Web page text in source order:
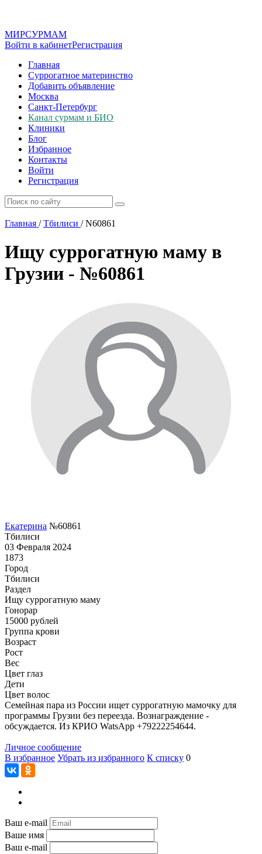
МИРСУРМАМ
Войти в кабинетРегистрация
Главная
Суррогатное материнство
Добавить объявление
Москва
Санкт-Петербург
Канал сурмам и БИО
Клиники
Блог
Избранное
Контакты
Войти
Регистрация
Главная / Тбилиси /N60861
Ищу суррогатную маму в
Грузии - №60861
Екатерина №60861
Тбилиси
03 Февраля 2024
1873
Город
Тбилиси
Раздел
Ищу суррогатную маму
Гонoрар
15000 рублей
Группа крови
Возраст
Рост
Вес
Цвет глаз
Дети
Цвет волос
Семейная пара из России ищет суррогатную мамочку для
программы Грузии без переезда. Вознаграждение -
обсуждается. Из КРИО WatsApp +79222254644.
Личное сообщение
В избранное Убрать из избранного К списку 0
Ваш e-mail
Ваше имя
Ваш e-mail